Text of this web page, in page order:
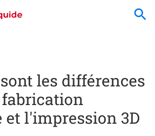
les différences
et l'impression 3D